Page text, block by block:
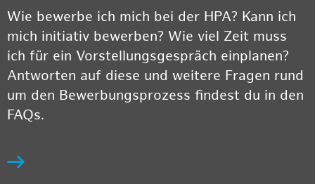
Wie bewerbe ich mich bei der HPA? Kann ich
mich initiativ bewerben? Wie viel Zeit muss
ich für ein Vorstellungsgespräch einplanen?
Antworten auf diese und weitere Fragen rund
um den Bewerbungsprozess findest du in den
FAQs.